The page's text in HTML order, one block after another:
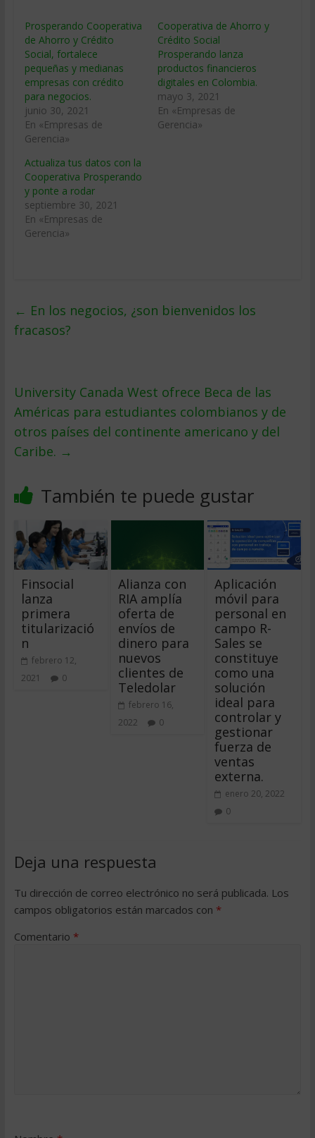
Prosperando Cooperativa
de Ahorro y Crédito
Social, fortalece
pequeñas y medianas
empresas con crédito
para negocios.
junio 30, 2021
En «Empresas de
Gerencia»
Cooperativa de Ahorro y
Crédito Social
Prosperando lanza
productos financieros
digitales en Colombia.
mayo 3, 2021
En «Empresas de
Gerencia»
Actualiza tus datos con la
Cooperativa Prosperando
y ponte a rodar
septiembre 30, 2021
En «Empresas de
Gerencia»
← En los negocios, ¿son bienvenidos los
fracasos?
University Canada West ofrece Beca de las
Américas para estudiantes colombianos y de
otros países del continente americano y del
Caribe. →
También te puede gustar
Finsocial
lanza
primera
titularizació
n
febrero 12,
2021
0
Alianza con
RIA amplía
oferta de
envíos de
dinero para
nuevos
clientes de
Teledolar
febrero 16,
2022
0
Aplicación
móvil para
personal en
campo R-
Sales se
constituye
como una
solución
ideal para
controlar y
gestionar
fuerza de
ventas
externa.
enero 20, 2022
0
Deja una respuesta
Tu dirección de correo electrónico no será publicada. Los
campos obligatorios están marcados con *
Comentario *